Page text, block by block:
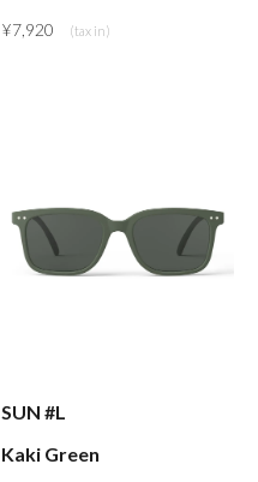
¥7,920
SUN #L
Kaki Green